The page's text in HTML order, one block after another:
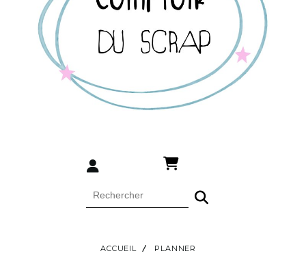
ACCUEIL PLANNER